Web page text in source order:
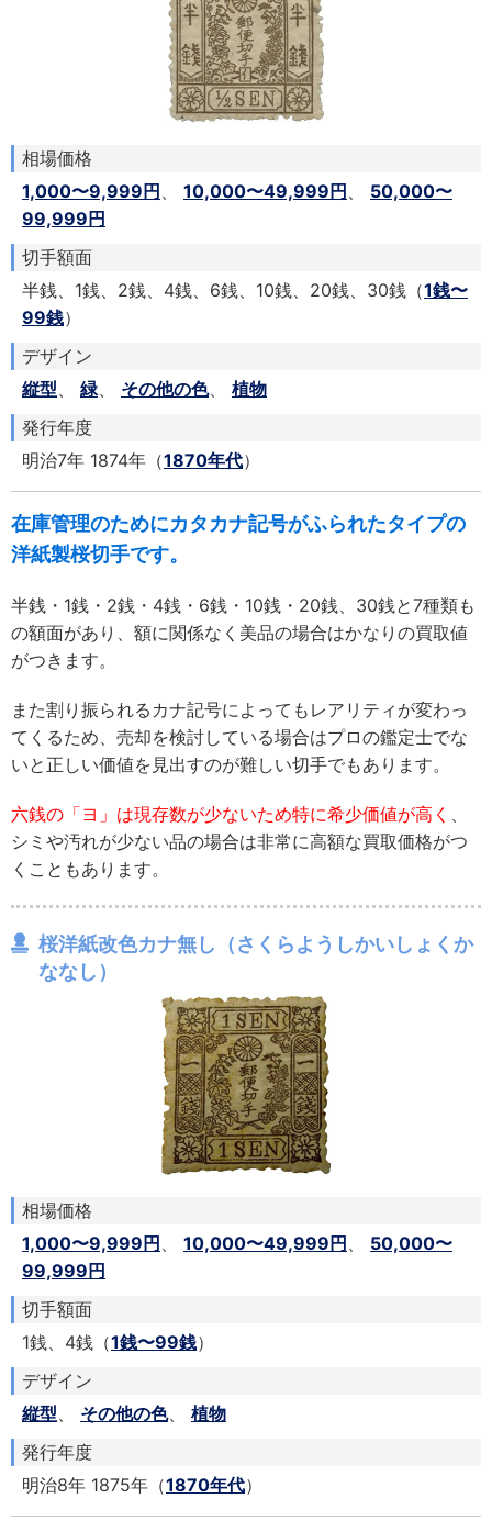
相場価格
1,000〜9,999円
10,000〜49,999円
50,000〜
99,999円
切手額面
半銭、1銭、2銭、4銭、6銭、10銭、20銭、30銭（1銭〜
99銭）
デザイン
縦型
緑 その他の色、 植物
発行年度
明治7年 1874年（1870年代）
在庫管理のためにカタカナ記号がふられたタイプの
洋紙製桜切手です。
半銭・1銭・2銭・4銭・6銭・10銭・20銭、30銭と7種類も
の額面があり、額に関係なく美品の場合はかなりの買取値
がつきます。
また割り振られるカナ記号によってもレアリティが変わっ
てくるため、売却を検討している場合はプロの鑑定士でな
いと正しい価値を見出すのが難しい切手でもあります。
六銭の「ヨ」は現存数が少ないため特に希少価値が高く
シミや汚れが少ない品の場合は非常に高額な買取価格がつ
くこともあります。
桜洋紙改色カナ無し（さくらようしかいしょくか
ななし）
相場価格
1,000〜9,999円 、 10,000〜49,999円 、 50,000〜
99,999円
切手額面
1銭、4銭（1銭〜99銭）
デザイン
縦型、 その他の色、 植物
発行年度
明治8年 1875年（1870年代）